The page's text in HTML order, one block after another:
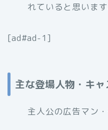
れていると思います
[ad#ad-1]
主な登場人物・キャ
主人公の広告マン・